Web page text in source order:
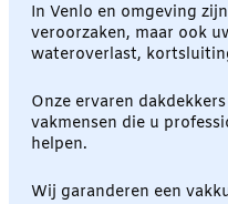
In Venlo en omgeving
veroorzaken, maar ook
wateroverlast,
Onze ervaren
vakmensen die u
helpen.
Wij garanderen een